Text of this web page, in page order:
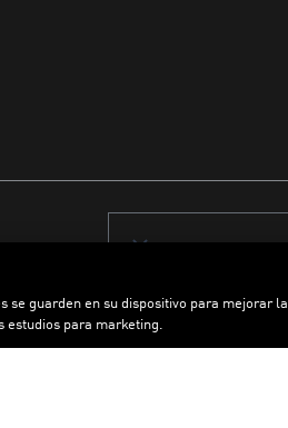
se guarden en su dispositivo para mejorar la
para marketing.